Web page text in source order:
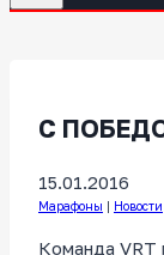
С
15.01.2016
Марафоны | Новости
Команда VRT